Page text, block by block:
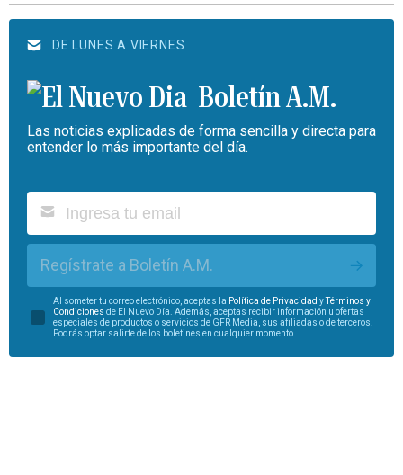
DE LUNES A VIERNES
Boletín A.M.
Las noticias explicadas de forma sencilla y directa para
entender lo más importante del día.
Regístrate a Boletín A.M.
Al someter tu correo electrónico, aceptas la Política de Privacidad yTérminos y
Condiciones de El Nuevo Día. Además, aceptas recibir información u ofertas
especiales de productos o servicios de GFR Media, sus afiliadas o de terceros.
Podrás optar salirte de los boletines en cualquier momento.